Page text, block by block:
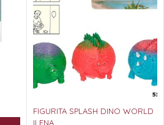
FIGURITA SPLASH DINO WORLD
II ENA